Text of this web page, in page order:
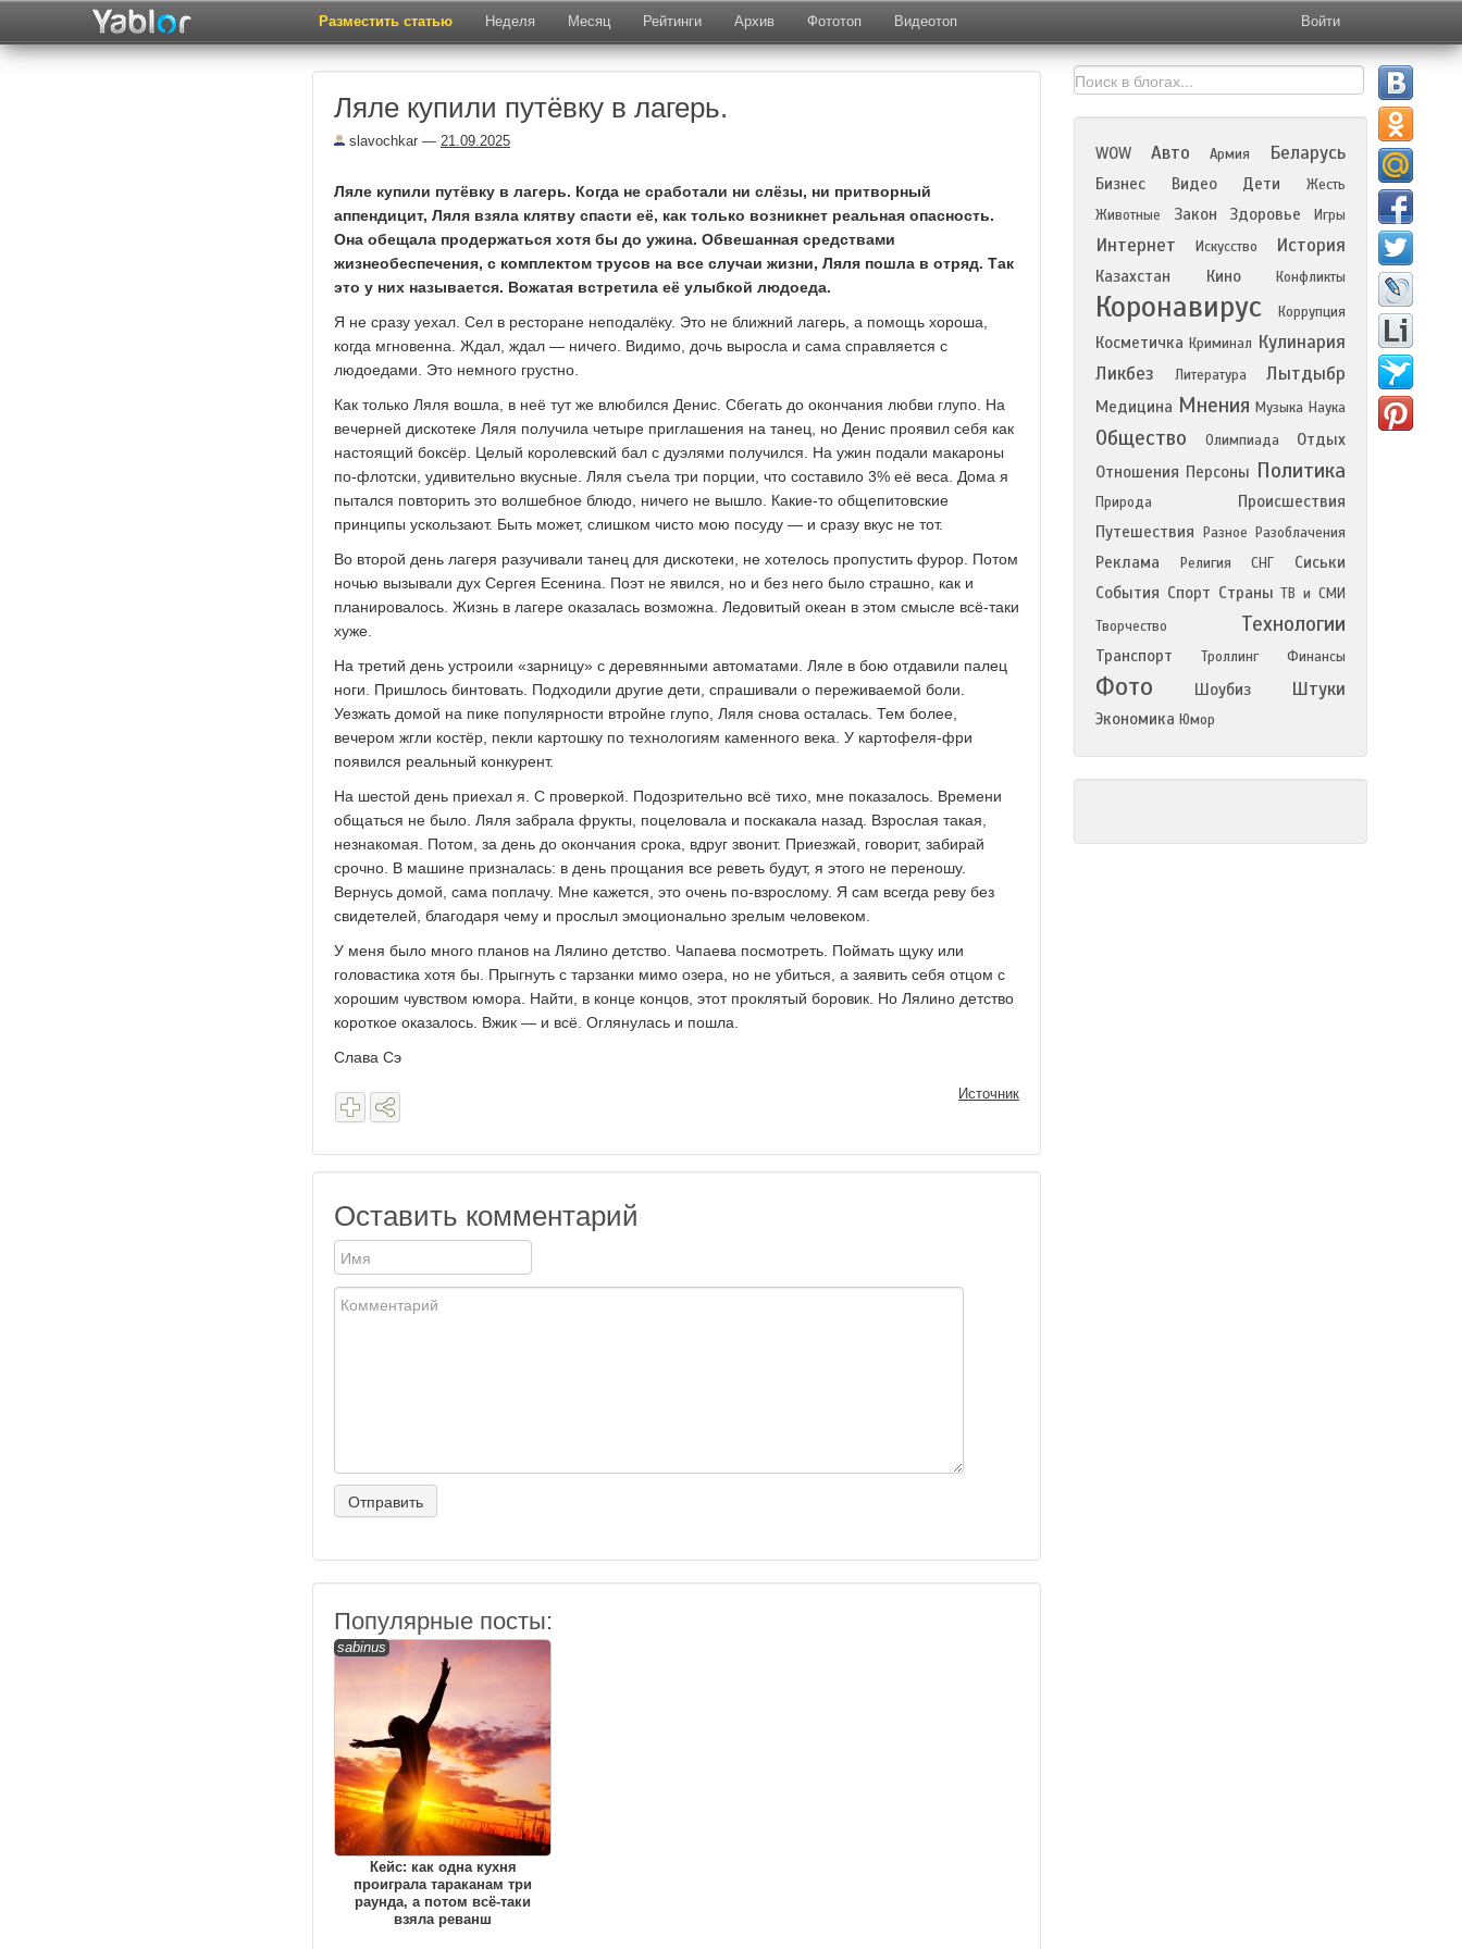
Разместить статью Неделя Месяц Рейтинги Архив Фототоп Видеотоп Войти
Ляле купили путёвку в лагерь.
slavochkar — 21.09.2025
Ляле купили путёвку в лагерь. Когда не сработали ни слёзы, ни притворный
аппендицит, Ляля взяла клятву спасти её, как только возникнет реальная опасность.
Она обещала продержаться хотя бы до ужина. Обвешанная средствами
жизнеобеспечения, с комплектом трусов на все случаи жизни, Ляля пошла в отряд. Так
это у них называется. Вожатая встретила её улыбкой людоеда.
Я не сразу уехал. Сел в ресторане неподалёку. Это не ближний лагерь, а помощь хороша,
когда мгновенна. Ждал, ждал — ничего. Видимо, дочь выросла и сама справляется с
людоедами. Это немного грустно.
Как только Ляля вошла, в неё тут же влюбился Денис. Сбегать до окончания любви глупо. На
вечерней дискотеке Ляля получила четыре приглашения на танец, но Денис проявил себя как
настоящий боксёр. Целый королевский бал с дуэлями получился. На ужин подали макароны
по-флотски, удивительно вкусные. Ляля съела три порции, что составило 3% её веса. Дома я
пытался повторить это волшебное блюдо, ничего не вышло. Какие-то общепитовские
принципы ускользают. Быть может, слишком чисто мою посуду — и сразу вкус не тот.
Во второй день лагеря разучивали танец для дискотеки, не хотелось пропустить фурор. Потом
ночью вызывали дух Сергея Есенина. Поэт не явился, но и без него было страшно, как и
планировалось. Жизнь в лагере оказалась возможна. Ледовитый океан в этом смысле всё-таки
хуже.
На третий день устроили «зарницу» с деревянными автоматами. Ляле в бою отдавили палец
ноги. Пришлось бинтовать. Подходили другие дети, спрашивали о переживаемой боли.
Уезжать домой на пике популярности втройне глупо, Ляля снова осталась. Тем более,
вечером жгли костёр, пекли картошку по технологиям каменного века. У картофеля-фри
появился реальный конкурент.
На шестой день приехал я. С проверкой. Подозрительно всё тихо, мне показалось. Времени
общаться не было. Ляля забрала фрукты, поцеловала и поскакала назад. Взрослая такая,
незнакомая. Потом, за день до окончания срока, вдруг звонит. Приезжай, говорит, забирай
срочно. В машине призналась: в день прощания все реветь будут, я этого не переношу.
Вернусь домой, сама поплачу. Мне кажется, это очень по-взрослому. Я сам всегда реву без
свидетелей, благодаря чему и прослыл эмоционально зрелым человеком.
У меня было много планов на Лялино детство. Чапаева посмотреть. Поймать щуку или
головастика хотя бы. Прыгнуть с тарзанки мимо озера, но не убиться, а заявить себя отцом с
хорошим чувством юмора. Найти, в конце концов, этот проклятый боровик. Но Лялино детство
короткое оказалось. Вжик — и всё. Оглянулась и пошла.
Слава Сэ
Источник
Оставить комментарий
Популярные посты:
sabinus
Кейс: как одна кухня
проиграла тараканам три
раунда, а потом всё-таки
взяла реванш
WOW Авто Армия Беларусь
Бизнес Видео Дети
Жесть
Животные
Закон Здоровье Игры
Интернет Искусство История
Казахстан Кино Конфликты
Коронавирус Коррупция
Косметичка Криминал Кулинария
Ликбез
Литература Лытдыбр
Медицина Мнения Музыка Наука
Общество Олимпиада
Отдых
Отношения Персоны Политика
Природа
Происшествия
Путешествия
Разное Разоблачения
Реклама Религия СНГ
Сиськи
События Спорт Страны ТВ и СМИ
Творчество
Технологии
Транспорт Троллинг Финансы
Фото Шоубиз Штуки
Экономика Юмор